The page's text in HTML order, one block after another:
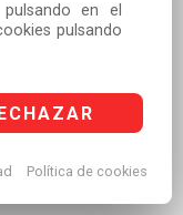
en el
pulsando
Política de cookies